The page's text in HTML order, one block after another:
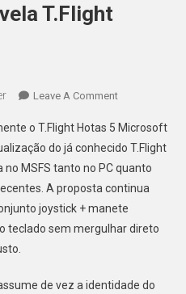
T.Flight
Leave A CommentOn
Revela
T.Flight
Hotas
5
MSFS
o T.Flight Hotas 5 Microsoft
do já conhecido T.Flight
MSFS tanto no PC quanto
A proposta continua
joystick + manete
teclado sem mergulhar direto
de vez a identidade do